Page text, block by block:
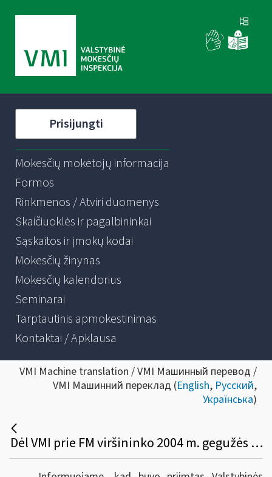
Prisijungti
Mokesčių mokėtojų informacija
Formos
Rinkmenos / Atviri duomenys
Skaičiuoklės ir pagalbininkai
Sąskaitos ir įmokų kodai
Mokesčių žinynas
Mokesčių kalendorius
Seminarai
Tarptautinis apmokestinimas
Kontaktai / Apklausa
VMI Machine translation / VMI Машинный перевод /
VMI Машинний переклад (English, Русский,
Українська)
Dėl VMI prie FM viršininko 2004 m. gegužės 26 d. įsakymo VA-106 pakeitimo